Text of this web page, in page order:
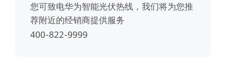
您可致电华为智能光伏热线，我们将为您推
荐附近的经销商提供服务
400-822-9999